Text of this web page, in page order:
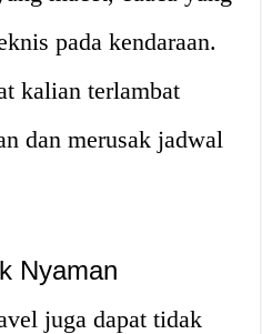
pada kendaraan.
kalian terlambat
dan merusak jadwal
Nyaman
juga dapat tidak